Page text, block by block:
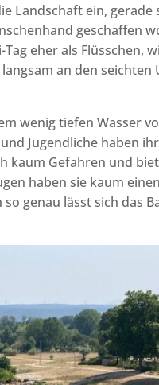
Landschaft ein, gerade
geschaffen
eher als Flüsschen,
an den seichten
wenig tiefen Wasser
Jugendliche haben
kaum Gefahren und
haben sie kaum
genau lässt sich das